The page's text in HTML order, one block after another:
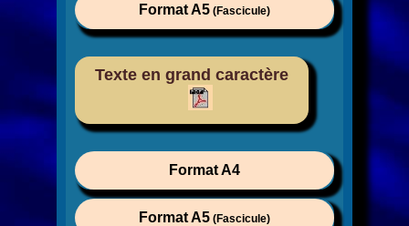
Format A5 (Fascicule)
Texte en grand caractère
Format A4
Format A5 (Fascicule)